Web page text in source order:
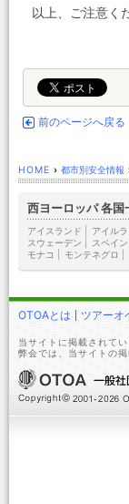
以上、ご注意く
前のページへ戻る
HOME › 都市別安全情報
西ヨーロッパ 各国
アイスランド アイル
スウェーデン
スペイン
モナコ
モンテネグロ
OTOAとは ツアーオ
当サイトに掲載されて
弊会では、当サイトの